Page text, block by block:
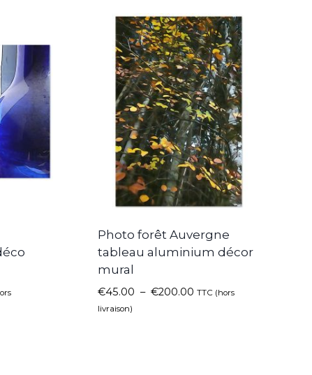
Photo forêt Auvergne
tableau aluminium décor
mural
€45.00 – €200.00 TTC (hors
livraison)